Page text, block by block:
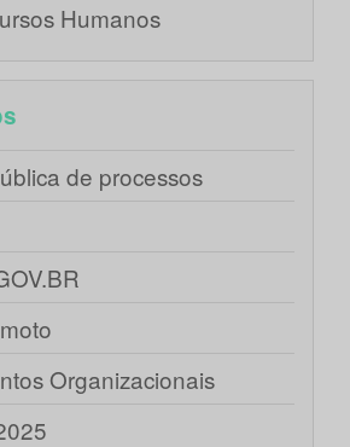
Humanos
de processos
Organizacionais